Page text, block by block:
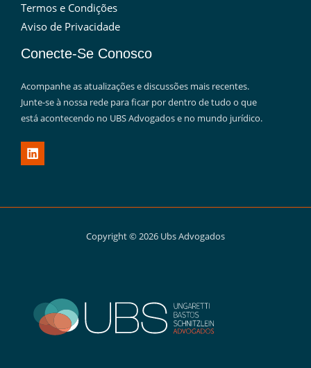
Termos e Condições
Aviso de Privacidade
Conecte-Se Conosco
Acompanhe as atualizações e discussões mais recentes.
Junte-se à nossa rede para ficar por dentro de tudo o que
está acontecendo no UBS Advogados e no mundo jurídico.
Copyright © 2026 Ubs Advogados